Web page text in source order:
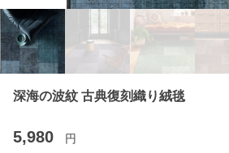
深海の波紋 古典復刻織り絨毯
5,980 円